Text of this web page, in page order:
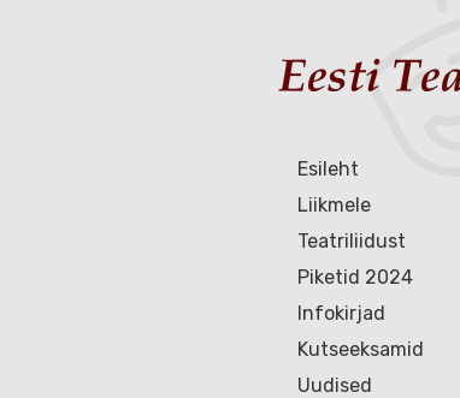
Esileht
Liikmele
Teatriliidust
Piketid 2024
Infokirjad
Kutseeksamid
Uudised